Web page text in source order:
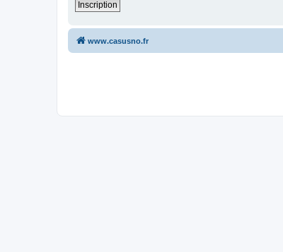
Inscription
www.casusno.fr